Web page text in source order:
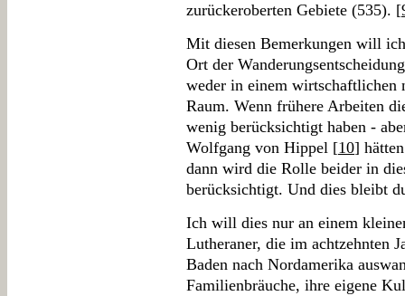
zurückeroberten Gebiete (535). [
Mit diesen Bemerkungen will
Ort der
weder in einem wirtschaftlichen
Raum. Wenn frühere Arbeiten
wenig berücksichtigt haben -
Wolfgang von Hippel [10]
dann wird die Rolle beider in
berücksichtigt. Und dies bleibt
Ich will dies nur an einem
Lutheraner, die im achtzehnten
Baden nach Nordamerika
Familienbräuche, ihre eigene